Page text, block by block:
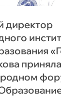
директор